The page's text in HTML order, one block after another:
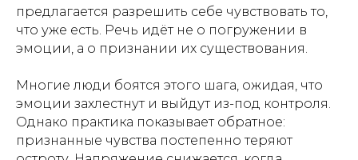
предлагается разрешить себе чувствовать то,
что уже есть. Речь идёт не о погружении в
эмоции, а о признании их существования.
Многие люди боятся этого шага, ожидая, что
эмоции захлестнут и выйдут из-под контроля.
Однако практика показывает обратное:
признанные чувства постепенно теряют